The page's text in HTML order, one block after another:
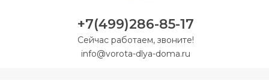
+7(499)286-85-17
Сейчас работаем, звоните!
info@vorota-dlya-doma.ru